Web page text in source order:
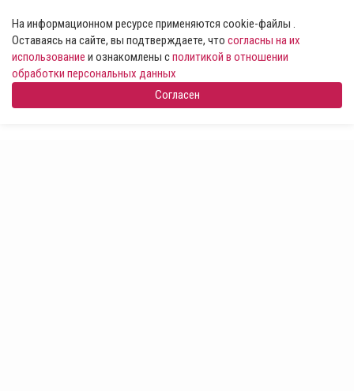
На информационном ресурсе применяются cookie-файлы .
Оставаясь на сайте, вы подтверждаете, что согласны на их
использование и ознакомлены сполитикой в отношении
обработки персональных данных
Согласен